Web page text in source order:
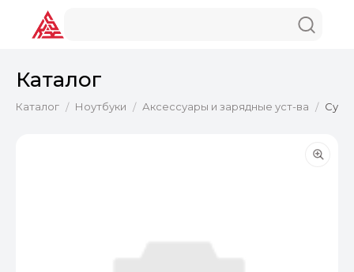
Каталог
Каталог / Ноутбуки / Аксессуары и зарядные уст-ва /